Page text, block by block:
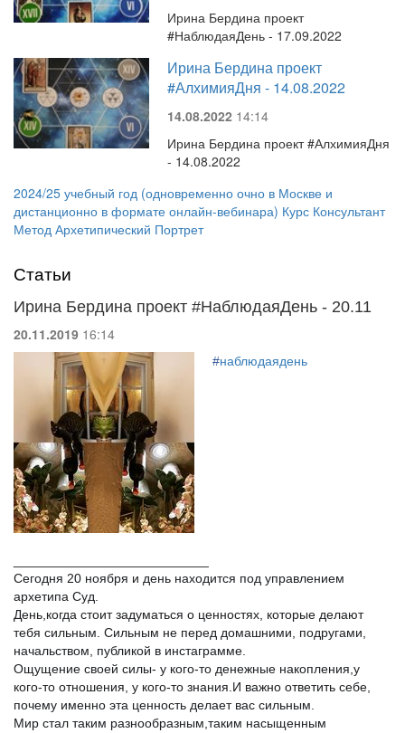
Ирина Бердина проект
#НаблюдаяДень - 17.09.2022
Ирина Бердина проект
#АлхимияДня - 14.08.2022
14.08.2022 14:14
Ирина Бердина проект #АлхимияДня
- 14.08.2022
2024/25 учебный год (одновременно очно в Москве и
дистанционно в формате онлайн-вебинара) Курс Консультант
Метод Архетипический Портрет
Статьи
Ирина Бердина проект #НаблюдаяДень - 20.11
20.11.2019 16:14
#наблюдаядень
Сегодня 20 ноября и день находится под управлением
архетипа Суд.
День,когда стоит задуматься о ценностях, которые делают
тебя сильным. Сильным не перед домашними, подругами,
начальством, публикой в инстаграмме.
Ощущение своей силы- у кого-то денежные накопления,у
кого-то отношения, у кого-то знания.И важно ответить себе,
почему именно эта ценность делает вас сильным.
Мир стал таким разнообразным,таким насыщенным